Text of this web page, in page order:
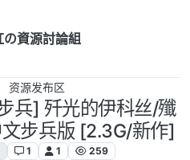
の資源討論組
资源发布区
兵] 歼光的伊科丝/殲
步兵版 [2.3G/新作]
1 1 259